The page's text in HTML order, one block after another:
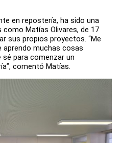
en repostería, ha sido una
Matías Olivares, de 17
sus propios proyectos. “Me
aprendo muchas cosas
sé para comenzar un
comentó Matías.